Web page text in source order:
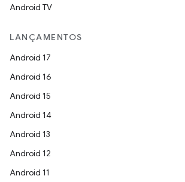
Android TV
LANÇAMENTOS
Android 17
Android 16
Android 15
Android 14
Android 13
Android 12
Android 11